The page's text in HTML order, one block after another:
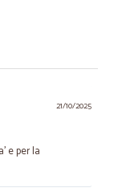
21/10/2025
e per la